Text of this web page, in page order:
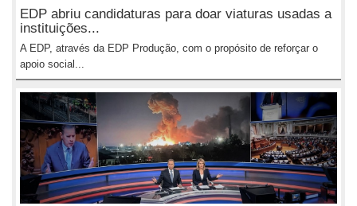
EDP abriu candidaturas para doar viaturas usadas a
instituições...
A EDP, através da EDP Produção, com o propósito de reforçar o
apoio social...